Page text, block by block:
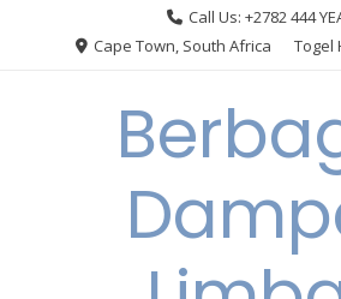
Call Us: +2782 444
Cape Town, South Africa
Togel